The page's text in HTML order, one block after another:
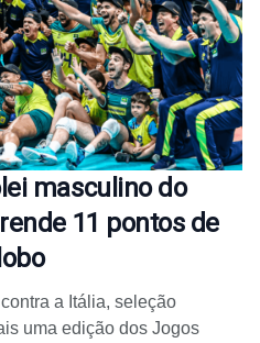
masculino do
11 pontos de
a Itália, seleção
uma edição dos Jogos